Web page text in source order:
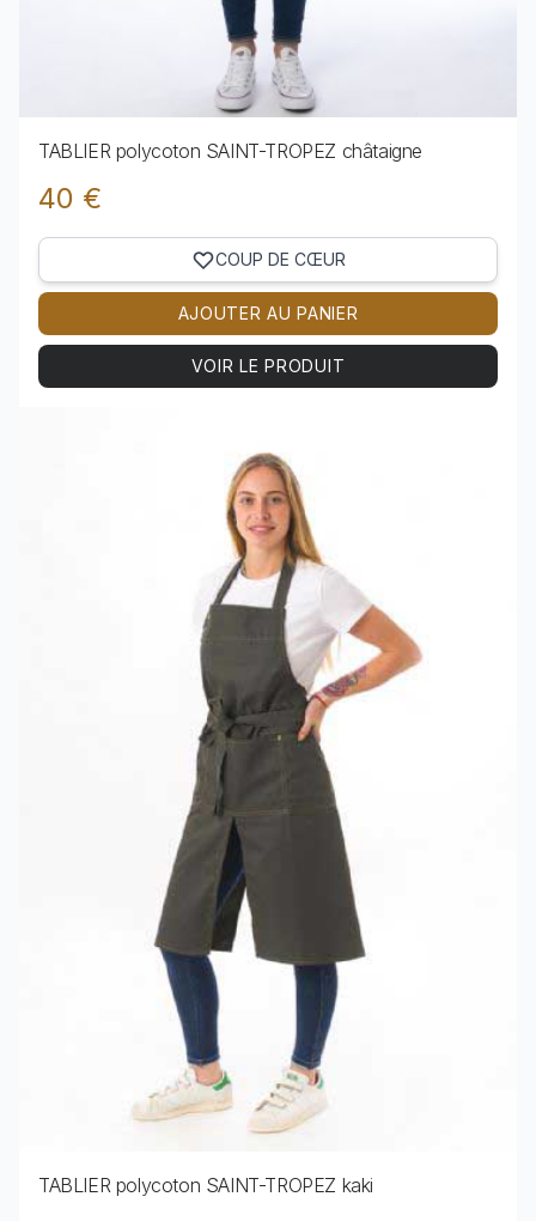
TABLIER polycoton SAINT-TROPEZ châtaigne
40 €
COUP DE CŒUR
AJOUTER AU PANIER
VOIR LE PRODUIT
TABLIER polycoton SAINT-TROPEZ kaki